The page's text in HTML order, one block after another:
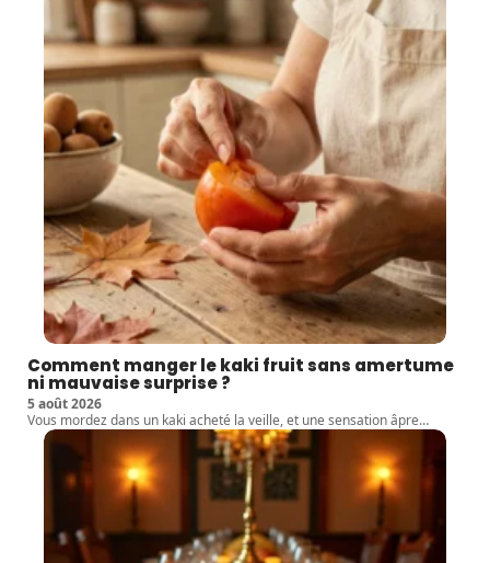
Comment manger le kaki fruit sans amertume
ni mauvaise surprise ?
5 août 2026
Vous mordez dans un kaki acheté la veille, et une sensation âpre…